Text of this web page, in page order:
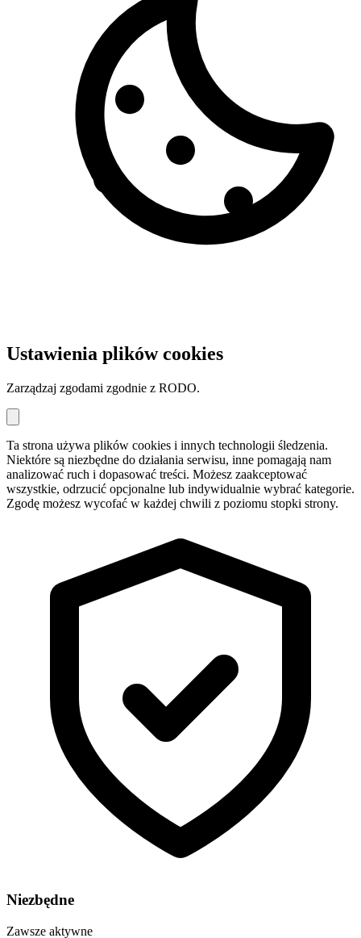
Ustawienia plików cookies
Zarządzaj zgodami zgodnie z RODO.
Ta strona używa plików cookies i innych technologii śledzenia.
Niektóre są niezbędne do działania serwisu, inne pomagają nam
analizować ruch i dopasować treści. Możesz zaakceptować
wszystkie, odrzucić opcjonalne lub indywidualnie wybrać kategorie.
Zgodę możesz wycofać w każdej chwili z poziomu stopki strony.
Niezbędne
Zawsze aktywne